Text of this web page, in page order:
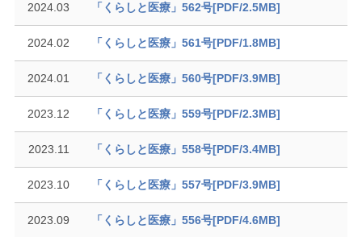
2024.03 「くらしと医療」562号[PDF/2.5MB]
2024.02 「くらしと医療」561号[PDF/1.8MB]
2024.01 「くらしと医療」560号[PDF/3.9MB]
2023.12 「くらしと医療」559号[PDF/2.3MB]
2023.11 「くらしと医療」558号[PDF/3.4MB]
2023.10 「くらしと医療」557号[PDF/3.9MB]
2023.09 「くらしと医療」556号[PDF/4.6MB]